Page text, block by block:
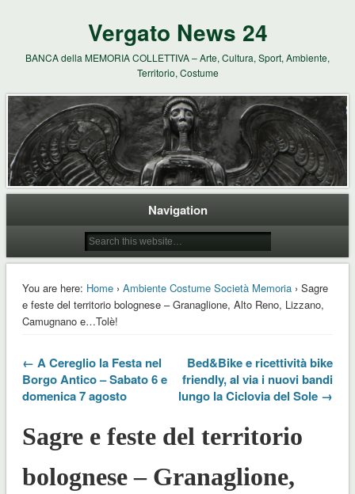
Vergato News 24
BANCA della MEMORIA COLLETTIVA – Arte, Cultura, Sport, Ambiente,
Territorio, Costume
Navigation
You are here: Home› Ambiente Costume Società Memoria› Sagre
e feste del territorio bolognese – Granaglione, Alto Reno, Lizzano,
Camugnano e…Tolè!
← A Cereglio la Festa nel
Borgo Antico – Sabato 6 e
domenica 7 agosto
Bed&Bike e ricettività bike
friendly, al via i nuovi bandi
lungo la Ciclovia del Sole →
Sagre e feste del territorio
bolognese – Granaglione,